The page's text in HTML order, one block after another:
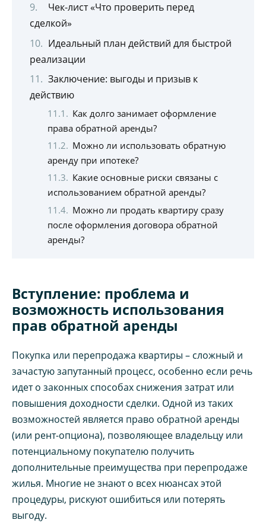
Чек-лист «Что проверить перед
сделкой»
Идеальный план действий для быстрой
реализации
Заключение: выгоды и призыв к
действию
Как долго занимает оформление
права обратной аренды?
Можно ли использовать обратную
аренду при ипотеке?
Какие основные риски связаны с
использованием обратной аренды?
Можно ли продать квартиру сразу
после оформления договора обратной
аренды?
Вступление: проблема и
возможность использования
прав обратной аренды
Покупка или перепродажа квартиры – сложный и
зачастую запутанный процесс, особенно если речь
идет о законных способах снижения затрат или
повышения доходности сделки. Одной из таких
возможностей является право обратной аренды
(или рент-опциона), позволяющее владельцу или
потенциальному покупателю получить
дополнительные преимущества при перепродаже
жилья. Многие не знают о всех нюансах этой
процедуры, рискуют ошибиться или потерять
выгоду.